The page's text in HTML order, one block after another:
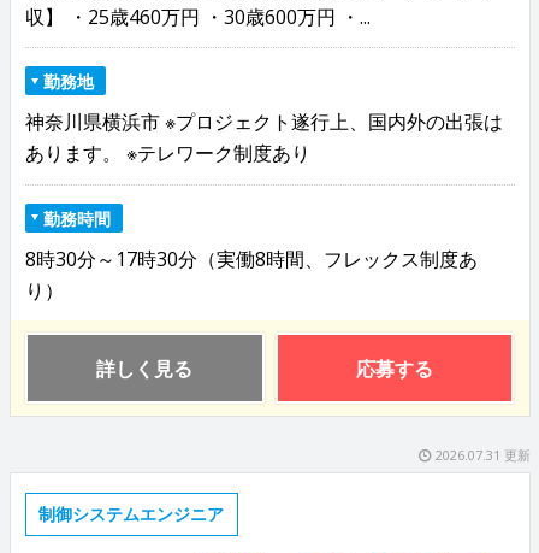
収】 ・25歳460万円 ・30歳600万円 ・...
勤務地
神奈川県横浜市 ※プロジェクト遂行上、国内外の出張は
あります。 ※テレワーク制度あり
勤務時間
8時30分～17時30分（実働8時間、フレックス制度あ
り）
詳しく見る 応募する
2026.07.31 更新
制御システムエンジニア